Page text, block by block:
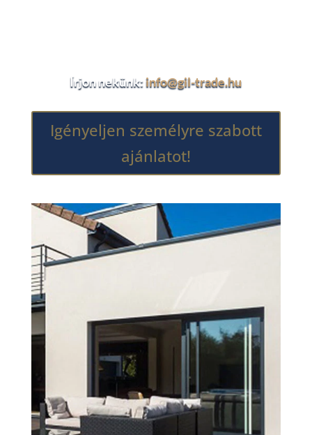
Írjon nekünk:info@gil-trade.hu
Igényeljen személyre szabott
ajánlatot!